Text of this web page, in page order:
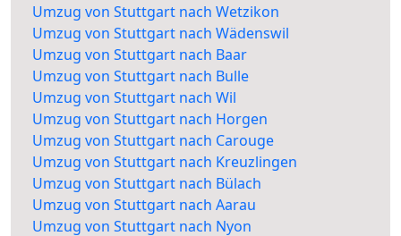
Umzug von Stuttgart nach Wetzikon
Umzug von Stuttgart nach Wädenswil
Umzug von Stuttgart nach Baar
Umzug von Stuttgart nach Bulle
Umzug von Stuttgart nach Wil
Umzug von Stuttgart nach Horgen
Umzug von Stuttgart nach Carouge
Umzug von Stuttgart nach Kreuzlingen
Umzug von Stuttgart nach Bülach
Umzug von Stuttgart nach Aarau
Umzug von Stuttgart nach Nyon